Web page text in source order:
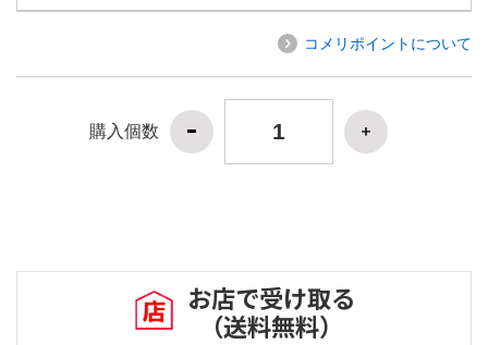
コメリポイントについて
購入個数
お店で受け取る
（送料無料）